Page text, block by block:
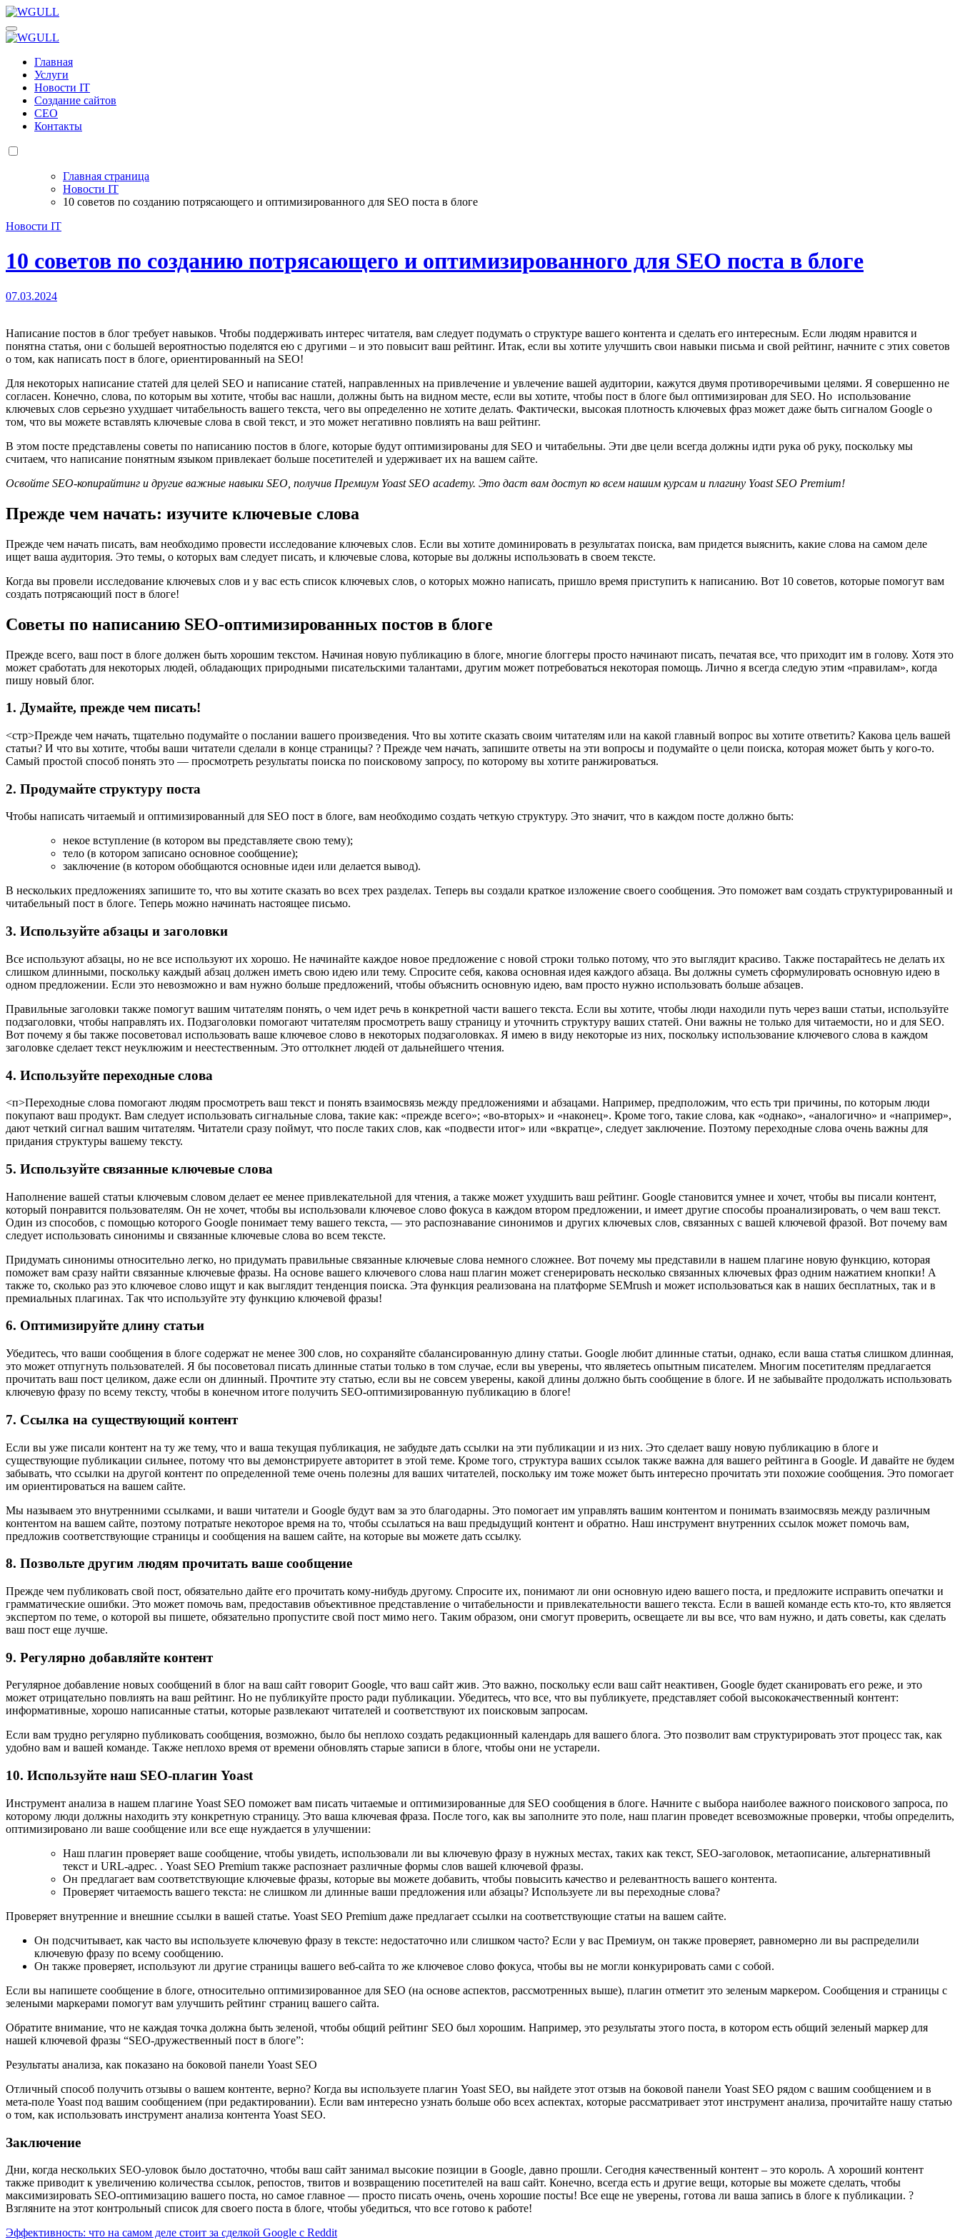
Перейти
к
содержанию
WGULL
Белая чайка - создание и продвижение сайтов
Белая чайка - создание и продвижение сайтов
Главная
Услуги
Новости IT
Создание сайтов
СЕО
Контакты
Главная страница
Новости IT
10 советов по созданию потрясающего и оптимизированного для SEO поста в блоге
Новости IT
10 советов по созданию потрясающего и оптимизированного для SEO поста в блоге
07.03.2024
Написание постов в блог требует навыков. Чтобы поддерживать интерес читателя, вам следует подумать о структуре вашего контента и сделать его интересным. Если людям нравится и
понятна статья, они с большей вероятностью поделятся ею с другими – и это повысит ваш рейтинг. Итак, если вы хотите улучшить свои навыки письма и свой рейтинг, начните с этих советов
о том, как написать пост в блоге, ориентированный на SEO!
Для некоторых написание статей для целей SEO и написание статей, направленных на привлечение и увлечение вашей аудитории, кажутся двумя противоречивыми целями. Я совершенно не
согласен. Конечно, слова, по которым вы хотите, чтобы вас нашли, должны быть на видном месте, если вы хотите, чтобы пост в блоге был оптимизирован для SEO. Но использование
ключевых слов серьезно ухудшает читабельность вашего текста, чего вы определенно не хотите делать. Фактически, высокая плотность ключевых фраз может даже быть сигналом Google о
том, что вы можете вставлять ключевые слова в свой текст, и это может негативно повлиять на ваш рейтинг.
В этом посте представлены советы по написанию постов в блоге, которые будут оптимизированы для SEO и читабельны. Эти две цели всегда должны идти рука об руку, поскольку мы
считаем, что написание понятным языком привлекает больше посетителей и удерживает их на вашем сайте.
Освойте SEO-копирайтинг и другие важные навыки SEO, получив Премиум Yoast SEO academy. Это даст вам доступ ко всем нашим курсам и плагину Yoast SEO Premium!
Прежде чем начать: изучите ключевые слова
Прежде чем начать писать, вам необходимо провести исследование ключевых слов. Если вы хотите доминировать в результатах поиска, вам придется выяснить, какие слова на самом деле
ищет ваша аудитория. Это темы, о которых вам следует писать, и ключевые слова, которые вы должны использовать в своем тексте.
Когда вы провели исследование ключевых слов и у вас есть список ключевых слов, о которых можно написать, пришло время приступить к написанию. Вот 10 советов, которые помогут вам
создать потрясающий пост в блоге!
Советы по написанию SEO-оптимизированных постов в блоге
Прежде всего, ваш пост в блоге должен быть хорошим текстом. Начиная новую публикацию в блоге, многие блоггеры просто начинают писать, печатая все, что приходит им в голову. Хотя это
может сработать для некоторых людей, обладающих природными писательскими талантами, другим может потребоваться некоторая помощь. Лично я всегда следую этим «правилам», когда
пишу новый блог.
1. Думайте, прежде чем писать!
<стр>Прежде чем начать, тщательно подумайте о послании вашего произведения. Что вы хотите сказать своим читателям или на какой главный вопрос вы хотите ответить? Какова цель вашей
статьи? И что вы хотите, чтобы ваши читатели сделали в конце страницы? ? Прежде чем начать, запишите ответы на эти вопросы и подумайте о цели поиска, которая может быть у кого-то.
Самый простой способ понять это — просмотреть результаты поиска по поисковому запросу, по которому вы хотите ранжироваться.
2. Продумайте структуру поста
Чтобы написать читаемый и оптимизированный для SEO пост в блоге, вам необходимо создать четкую структуру. Это значит, что в каждом посте должно быть:
некое вступление (в котором вы представляете свою тему);
тело (в котором записано основное сообщение);
заключение (в котором обобщаются основные идеи или делается вывод).
В нескольких предложениях запишите то, что вы хотите сказать во всех трех разделах. Теперь вы создали краткое изложение своего сообщения. Это поможет вам создать структурированный и
читабельный пост в блоге. Теперь можно начинать настоящее письмо.
3. Используйте абзацы и заголовки
Все используют абзацы, но не все используют их хорошо. Не начинайте каждое новое предложение с новой строки только потому, что это выглядит красиво. Также постарайтесь не делать их
слишком длинными, поскольку каждый абзац должен иметь свою идею или тему. Спросите себя, какова основная идея каждого абзаца. Вы должны суметь сформулировать основную идею в
одном предложении. Если это невозможно и вам нужно больше предложений, чтобы объяснить основную идею, вам просто нужно использовать больше абзацев.
Правильные заголовки также помогут вашим читателям понять, о чем идет речь в конкретной части вашего текста. Если вы хотите, чтобы люди находили путь через ваши статьи, используйте
подзаголовки, чтобы направлять их. Подзаголовки помогают читателям просмотреть вашу страницу и уточнить структуру ваших статей. Они важны не только для читаемости, но и для SEO.
Вот почему я бы также посоветовал использовать ваше ключевое слово в некоторых подзаголовках. Я имею в виду некоторые из них, поскольку использование ключевого слова в каждом
заголовке сделает текст неуклюжим и неестественным. Это оттолкнет людей от дальнейшего чтения.
4. Используйте переходные слова
<п>Переходные слова помогают людям просмотреть ваш текст и понять взаимосвязь между предложениями и абзацами. Например, предположим, что есть три причины, по которым люди
покупают ваш продукт. Вам следует использовать сигнальные слова, такие как: «прежде всего»; «во-вторых» и «наконец». Кроме того, такие слова, как «однако», «аналогично» и «например»,
дают четкий сигнал вашим читателям. Читатели сразу поймут, что после таких слов, как «подвести итог» или «вкратце», следует заключение. Поэтому переходные слова очень важны для
придания структуры вашему тексту.
5. Используйте связанные ключевые слова
Наполнение вашей статьи ключевым словом делает ее менее привлекательной для чтения, а также может ухудшить ваш рейтинг. Google становится умнее и хочет, чтобы вы писали контент,
который понравится пользователям. Он не хочет, чтобы вы использовали ключевое слово фокуса в каждом втором предложении, и имеет другие способы проанализировать, о чем ваш текст.
Один из способов, с помощью которого Google понимает тему вашего текста, — это распознавание синонимов и других ключевых слов, связанных с вашей ключевой фразой. Вот почему вам
следует использовать синонимы и связанные ключевые слова во всем тексте.
Придумать синонимы относительно легко, но придумать правильные связанные ключевые слова немного сложнее. Вот почему мы представили в нашем плагине новую функцию, которая
поможет вам сразу найти связанные ключевые фразы. На основе вашего ключевого слова наш плагин может сгенерировать несколько связанных ключевых фраз одним нажатием кнопки! А
также то, сколько раз это ключевое слово ищут и как выглядит тенденция поиска. Эта функция реализована на платформе SEMrush и может использоваться как в наших бесплатных, так и в
премиальных плагинах. Так что используйте эту функцию ключевой фразы!
6. Оптимизируйте длину статьи
Убедитесь, что ваши сообщения в блоге содержат не менее 300 слов, но сохраняйте сбалансированную длину статьи. Google любит длинные статьи, однако, если ваша статья слишком длинная,
это может отпугнуть пользователей. Я бы посоветовал писать длинные статьи только в том случае, если вы уверены, что являетесь опытным писателем. Многим посетителям предлагается
прочитать ваш пост целиком, даже если он длинный. Прочтите эту статью, если вы не совсем уверены, какой длины должно быть сообщение в блоге. И не забывайте продолжать использовать
ключевую фразу по всему тексту, чтобы в конечном итоге получить SEO-оптимизированную публикацию в блоге!
7. Ссылка на существующий контент
Если вы уже писали контент на ту же тему, что и ваша текущая публикация, не забудьте дать ссылки на эти публикации и из них. Это сделает вашу новую публикацию в блоге и
существующие публикации сильнее, потому что вы демонстрируете авторитет в этой теме. Кроме того, структура ваших ссылок также важна для вашего рейтинга в Google. И давайте не будем
забывать, что ссылки на другой контент по определенной теме очень полезны для ваших читателей, поскольку им тоже может быть интересно прочитать эти похожие сообщения. Это помогает
им ориентироваться на вашем сайте.
Мы называем это внутренними ссылками, и ваши читатели и Google будут вам за это благодарны. Это помогает им управлять вашим контентом и понимать взаимосвязь между различным
контентом на вашем сайте, поэтому потратьте некоторое время на то, чтобы ссылаться на ваш предыдущий контент и обратно. Наш инструмент внутренних ссылок может помочь вам,
предложив соответствующие страницы и сообщения на вашем сайте, на которые вы можете дать ссылку.
8. Позвольте другим людям прочитать ваше сообщение
Прежде чем публиковать свой пост, обязательно дайте его прочитать кому-нибудь другому. Спросите их, понимают ли они основную идею вашего поста, и предложите исправить опечатки и
грамматические ошибки. Это может помочь вам, предоставив объективное представление о читабельности и привлекательности вашего текста. Если в вашей команде есть кто-то, кто является
экспертом по теме, о которой вы пишете, обязательно пропустите свой пост мимо него. Таким образом, они смогут проверить, освещаете ли вы все, что вам нужно, и дать советы, как сделать
ваш пост еще лучше.
9. Регулярно добавляйте контент
Регулярное добавление новых сообщений в блог на ваш сайт говорит Google, что ваш сайт жив. Это важно, поскольку если ваш сайт неактивен, Google будет сканировать его реже, и это
может отрицательно повлиять на ваш рейтинг. Но не публикуйте просто ради публикации. Убедитесь, что все, что вы публикуете, представляет собой высококачественный контент:
информативные, хорошо написанные статьи, которые развлекают читателей и соответствуют их поисковым запросам.
Если вам трудно регулярно публиковать сообщения, возможно, было бы неплохо создать редакционный календарь для вашего блога. Это позволит вам структурировать этот процесс так, как
удобно вам и вашей команде. Также неплохо время от времени обновлять старые записи в блоге, чтобы они не устарели.
10. Используйте наш SEO-плагин Yoast
Инструмент анализа в нашем плагине Yoast SEO поможет вам писать читаемые и оптимизированные для SEO сообщения в блоге. Начните с выбора наиболее важного поискового запроса, по
которому люди должны находить эту конкретную страницу. Это ваша ключевая фраза. После того, как вы заполните это поле, наш плагин проведет всевозможные проверки, чтобы определить,
оптимизировано ли ваше сообщение или все еще нуждается в улучшении:
Наш плагин проверяет ваше сообщение, чтобы увидеть, использовали ли вы ключевую фразу в нужных местах, таких как текст, SEO-заголовок, метаописание, альтернативный
текст и URL-адрес. . Yoast SEO Premium также распознает различные формы слов вашей ключевой фразы.
Он предлагает вам соответствующие ключевые фразы, которые вы можете добавить, чтобы повысить качество и релевантность вашего контента.
Проверяет читаемость вашего текста: не слишком ли длинные ваши предложения или абзацы? Используете ли вы переходные слова?
Проверяет внутренние и внешние ссылки в вашей статье. Yoast SEO Premium даже предлагает ссылки на соответствующие статьи на вашем сайте.
Он подсчитывает, как часто вы используете ключевую фразу в тексте: недостаточно или слишком часто? Если у вас Премиум, он также проверяет, равномерно ли вы распределили
ключевую фразу по всему сообщению.
Он также проверяет, используют ли другие страницы вашего веб-сайта то же ключевое слово фокуса, чтобы вы не могли конкурировать сами с собой.
Если вы напишете сообщение в блоге, относительно оптимизированное для SEO (на основе аспектов, рассмотренных выше), плагин отметит это зеленым маркером. Сообщения и страницы с
зелеными маркерами помогут вам улучшить рейтинг страниц вашего сайта.
Обратите внимание, что не каждая точка должна быть зеленой, чтобы общий рейтинг SEO был хорошим. Например, это результаты этого поста, в котором есть общий зеленый маркер для
нашей ключевой фразы “SEO-дружественный пост в блоге”:
Результаты анализа, как показано на боковой панели Yoast SEO
Отличный способ получить отзывы о вашем контенте, верно? Когда вы используете плагин Yoast SEO, вы найдете этот отзыв на боковой панели Yoast SEO рядом с вашим сообщением и в
мета-поле Yoast под вашим сообщением (при редактировании). Если вам интересно узнать больше обо всех аспектах, которые рассматривает этот инструмент анализа, прочитайте нашу статью
о том, как использовать инструмент анализа контента Yoast SEO.
Заключение
Дни, когда нескольких SEO-уловок было достаточно, чтобы ваш сайт занимал высокие позиции в Google, давно прошли. Сегодня качественный контент – это король. А хороший контент
также приводит к увеличению количества ссылок, репостов, твитов и возвращению посетителей на ваш сайт. Конечно, всегда есть и другие вещи, которые вы можете сделать, чтобы
максимизировать SEO-оптимизацию вашего поста, но самое главное — просто писать очень, очень хорошие посты! Все еще не уверены, готова ли ваша запись в блоге к публикации. ?
Взгляните на этот контрольный список для своего поста в блоге, чтобы убедиться, что все готово к работе!
Навигация
Эффективность: что на самом деле стоит за сделкой Google с Reddit